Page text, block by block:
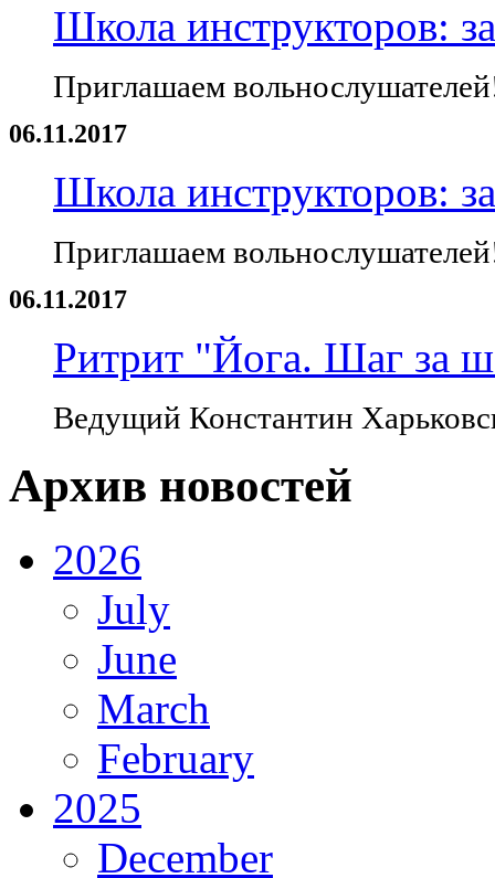
Школа инструкторов:
Приглашаем
06.11.2017
Школа инструкторов:
Приглашаем
06.11.2017
Ритрит "Йога. Шаг за
Ведущий Константин
Архив новостей
2026
July
June
March
February
2025
December